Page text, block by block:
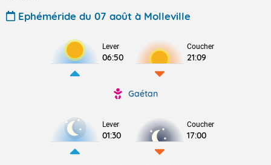
Ephéméride du 07 août à Molleville
Lever
06:50
Coucher
21:09
Gaétan
Lever
01:30
Coucher
17:00